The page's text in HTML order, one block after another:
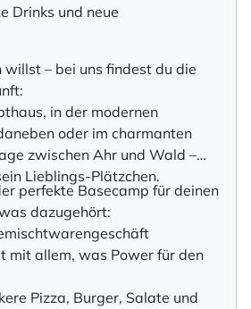
Drinks und neue
willst – bei uns findest du die
in der modernen
oder im charmanten
zwischen Ahr und Wald –
Lieblings-Plätzchen.
perfekte Basecamp für deinen
dazugehört:
mit allem, was Power für den
Pizza, Burger, Salate und